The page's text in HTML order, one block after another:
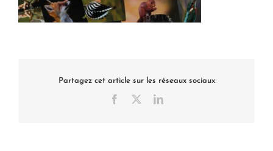
Partagez cet article sur les réseaux sociaux
Facebook LinkedIn